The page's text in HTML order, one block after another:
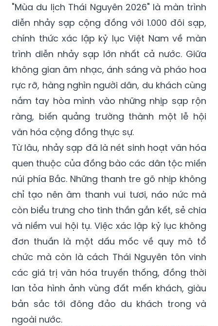
"Mùa du lịch Thái Nguyên 2026" là màn trình
diễn nhảy sạp cộng đồng với 1.000 đôi sạp,
chính thức xác lập kỷ lục Việt Nam về màn
trình diễn nhảy sạp lớn nhất cả nước. Giữa
không gian âm nhạc, ánh sáng và pháo hoa
rực rỡ, hàng nghìn người dân, du khách cùng
nắm tay hòa mình vào những nhịp sạp rộn
ràng, biến quảng trường thành một lễ hội
văn hóa cộng đồng thực sự.
Từ lâu, nhảy sạp đã là nét sinh hoạt văn hóa
quen thuộc của đồng bào các dân tộc miền
núi phía Bắc. Những thanh tre gõ nhịp không
chỉ tạo nên âm thanh vui tươi, náo nức mà
còn biểu trưng cho tinh thần gắn kết, sẻ chia
và niềm vui hội tụ. Việc xác lập kỷ lục không
đơn thuần là một dấu mốc về quy mô tổ
chức mà còn là cách Thái Nguyên tôn vinh
các giá trị văn hóa truyền thống, đồng thời
lan tỏa hình ảnh vùng đất mến khách, giàu
bản sắc tới đông đảo du khách trong và
ngoài nước.